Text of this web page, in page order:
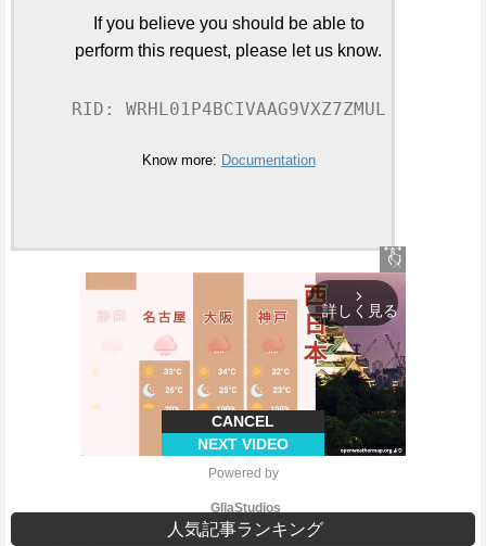
If you believe you should be able to
perform this request, please let us know.
RID: WRHL01P4BCIVAAG9VXZ7ZMUL
Know more: Documentation
close
arrow_forward_ios
詳しく見る
CANCEL
NEXT VIDEO
Powered by
GliaStudios
人気記事ランキング